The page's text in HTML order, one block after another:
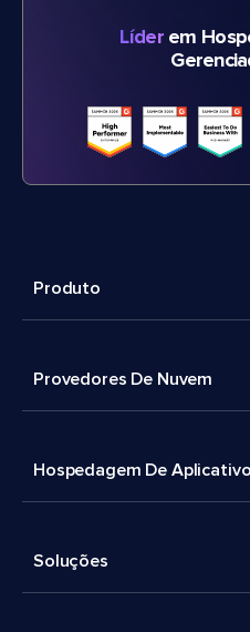
Líderem
Produto
Provedores De Nuvem
Hospedagem De
Soluções